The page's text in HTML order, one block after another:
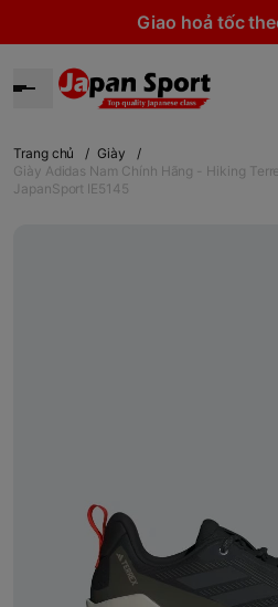
Giao hoả tốc
Trang chủ / Giày
/
Giày Adidas Nam Chính Hãng - Hiking
JapanSport IE5145